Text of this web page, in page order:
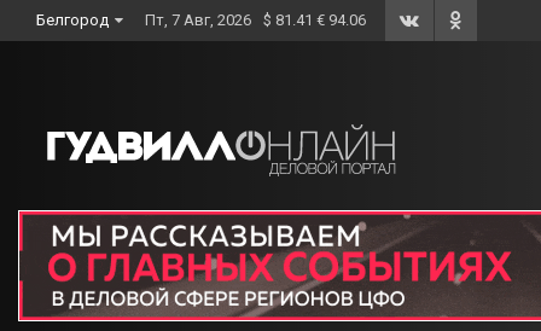
to
Белгород Пт, 7 Авг, 2026 $ 81.41 € 94.06